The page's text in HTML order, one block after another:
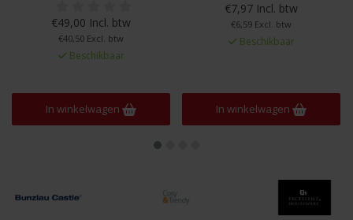
€49,00 Incl. btw
€40,50 Excl. btw
Beschikbaar
In winkelwagen
€7,97 Incl. btw
€6,59 Excl. btw
Beschikbaar
In winkelwagen